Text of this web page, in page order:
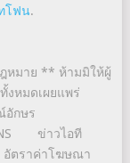
โฟน.
หมาย ** ห้ามมิให้ผู้
งหมดเผยแพร่
อักษร
ข่าวไอที
อัตราค่าโฆษณา